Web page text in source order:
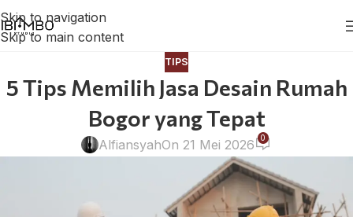
Skip to navigation
Skip to main content
TIPS
5 Tips Memilih Jasa Desain Rumah
Bogor yang Tepat
AlfiansyahOn 21 Mei 2026 0